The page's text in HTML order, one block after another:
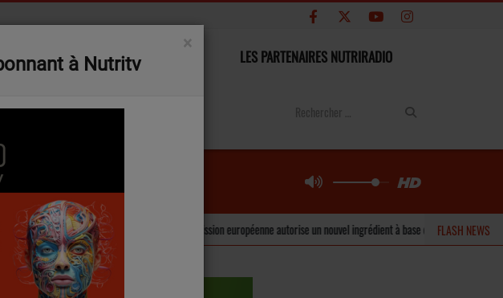
PARTICIPEZ LES PARTENAIRES NUTRIRADIO
FLASH NEWS
La Commission européenne autorise un nouvel ingrédient à base d’inuline pour les barres de céréales
×
à Nutritv